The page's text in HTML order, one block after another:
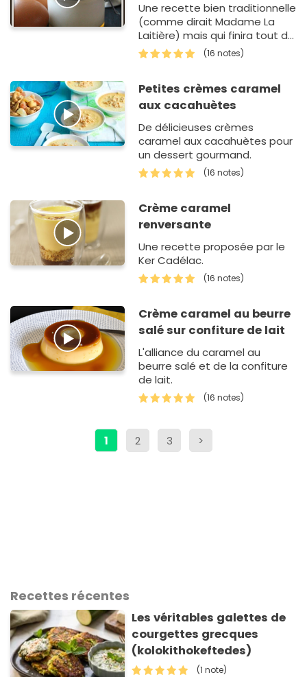
Une recette bien traditionnelle
(comme dirait Madame La
Laitière) mais qui finira tout de
même par vous séduire par sa
petite touche d'originalité
(16 notes)
Petites crèmes caramel
aux cacahuètes
De délicieuses crèmes
caramel aux cacahuètes pour
un dessert gourmand.
(16 notes)
Crème caramel
renversante
Une recette proposée par le
Ker Cadélac.
(16 notes)
Crème caramel au beurre
salé sur confiture de lait
L'alliance du caramel au
beurre salé et de la confiture
de lait.
(16 notes)
1 2 3 >
Recettes récentes
Les véritables galettes de
courgettes grecques
(kolokithokeftedes)
(1 note)